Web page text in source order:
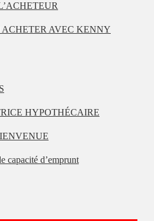
ACHETER AVEC KENNY
HYPOTHÉCAIRE
capacité d’emprunt